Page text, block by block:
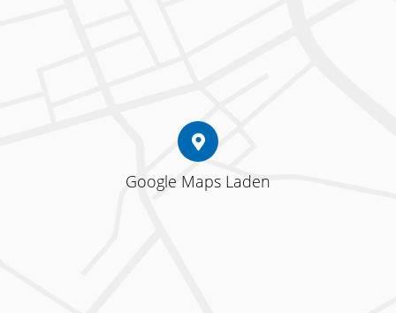
Google Maps Laden